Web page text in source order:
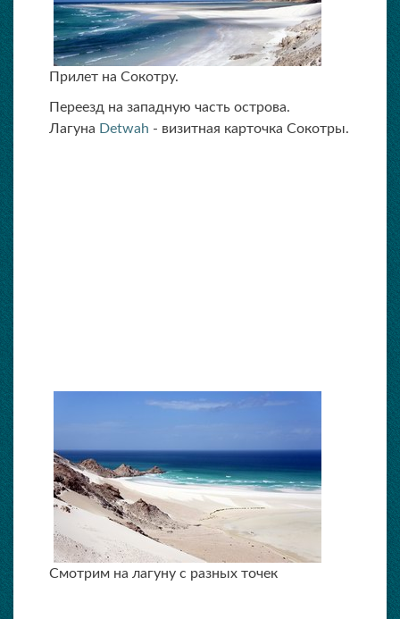
Прилет на Сокотру.
Переезд на западную часть острова.
Лагуна Detwah - визитная карточка Сокотры.
Смотрим на лагуну с разных точек